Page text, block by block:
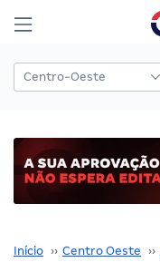
Início ›› Centro Oeste ››